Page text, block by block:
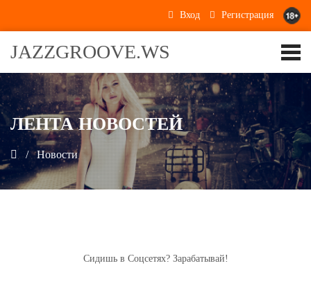
Вход Регистрация
JAZZGROOVE.WS
ЛЕНТА НОВОСТЕЙ
Новости
Сидишь в Соцсетях? Зарабатывай!